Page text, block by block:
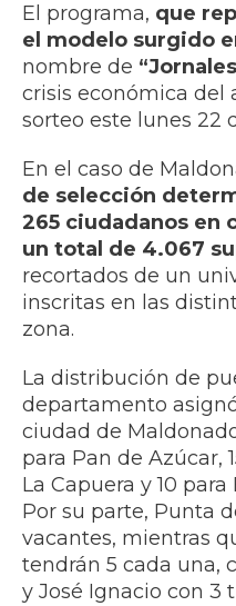
El programa, que
el modelo surgido
nombre de
crisis económica del
sorteo este lunes 22
En el caso de
de selección
265 ciudadanos en
un total de 4.067
recortados de un
inscritas en las
zona.
La distribución de
departamento
ciudad de
para Pan de Azúcar,
La Capuera y 10
Por su parte, Punta
vacantes, mientras
tendrán 5 cada una,
y José Ignacio con 3